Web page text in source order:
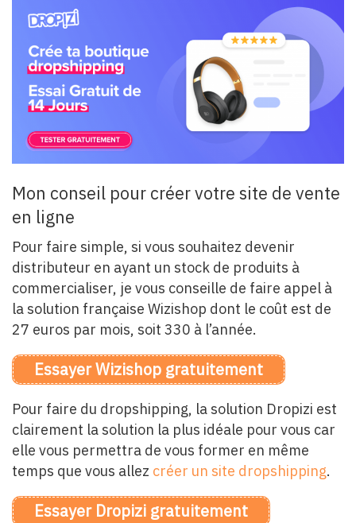
Mon conseil pour créer votre site de vente
en ligne
Pour faire simple, si vous souhaitez devenir
distributeur en ayant un stock de produits à
commercialiser, je vous conseille de faire appel à
la solution française Wizishop dont le coût est de
27 euros par mois, soit 330 à l’année.
Essayer Wizishop gratuitement
Pour faire du dropshipping, la solution Dropizi est
clairement la solution la plus idéale pour vous car
elle vous permettra de vous former en même
temps que vous allez créer un site dropshipping.
Essayer Dropizi gratuitement